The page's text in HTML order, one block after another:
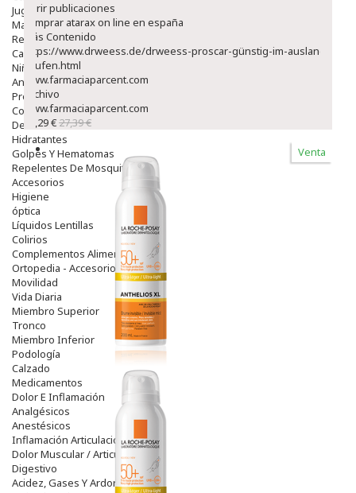
Juguetes
Mama
Regalos
Canastilla
Niños
Antipiojos
Protección Solar
Complementos Alimentarios
Dentales
Hidratantes
Golpes Y Hematomas
Repelentes De Mosquitos
Accesorios
Higiene
óptica
Líquidos Lentillas
Colirios
Complementos Alimentarios.
Ortopedia - Accesorios
Movilidad
Vida Diaria
Miembro Superior
Tronco
Miembro Inferior
Podología
Calzado
Medicamentos
Dolor E Inflamación
Analgésicos
Anestésicos
Inflamación Articulaciones
Dolor Muscular / Articular
Digestivo
Acidez, Gases Y Ardores
Abrir publicaciones
comprar atarax on line en españa
Más Contenido
https://www.drweess.de/drweess-proscar-günstig-im-ausland-
kaufen.html
www.farmaciaparcent.com
Archivo
www.farmaciaparcent.com
23,29 €27,39 €
Venta